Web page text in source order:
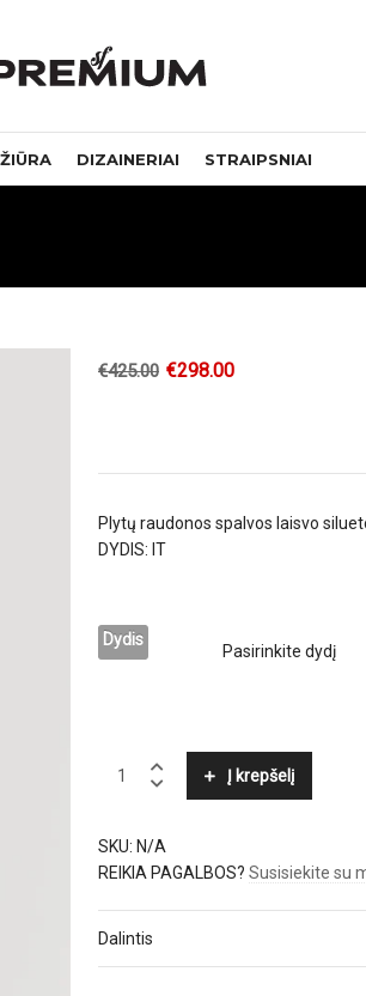
DIZAINERIAI STRAIPSNIAI
€425.00 €298.00
Plytų raudonos spalvos laisvo
DYDIS: IT
Dydis
PESERICO
quantity
Į krepšelį
SKU: N/A
REIKIA PAGALBOS? Susisiekite su
Dalintis